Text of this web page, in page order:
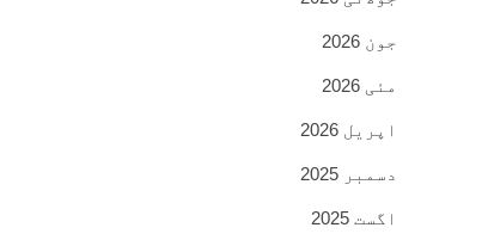
جون 2026
مئی 2026
اپریل 2026
دسمبر 2025
اگست 2025